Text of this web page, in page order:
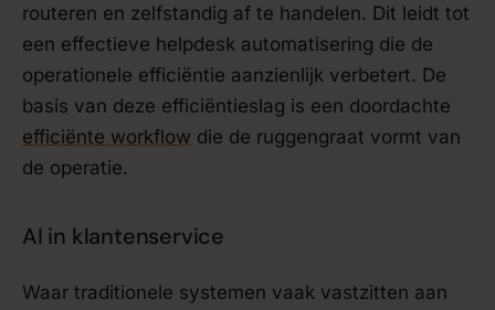
routeren en zelfstandig af te handelen. Dit leidt tot
een effectieve helpdesk automatisering die de
operationele efficiëntie aanzienlijk verbetert. De
basis van deze efficiëntieslag is een doordachte
efficiënte workflow die de ruggengraat vormt van
de operatie.
AI in klantenservice
Waar traditionele systemen vaak vastzitten aan